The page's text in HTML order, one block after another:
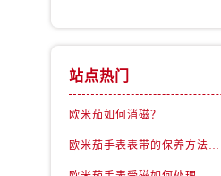
站点热门
欧米茄如何消磁？
欧米茄手表表带的保养方法有哪些？